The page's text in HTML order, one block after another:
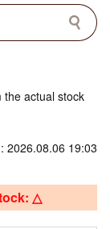
the actual stock
2026.08.06 19:03
△